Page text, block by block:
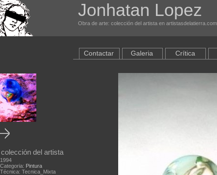
Jonhatan Lopez
Obra de arte: colección del artista en artistasdelatierra.com
colección del artista
1994
Categoria: Pintura
Técnica: Tecnica_Mixta
Contactar Galeria Crítica